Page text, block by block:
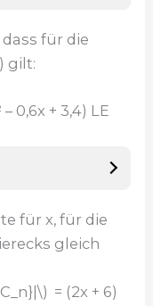
für die
gilt:
0,6x + 3,4) LE
für x, für die
gleich
= (2x + 6)